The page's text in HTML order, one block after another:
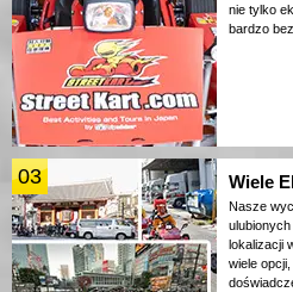
nie tylko
bardzo
03 Wiele
Nasze
lokalizacji
wiele